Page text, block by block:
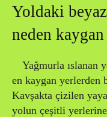
Yoldaki
neden
Yağmurla ıslanan
en kaygan
Kavşakta çizilen
yolun çeşitli